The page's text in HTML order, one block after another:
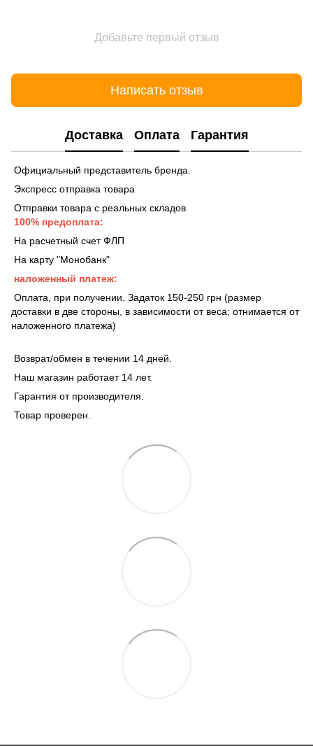
Добавьте первый отзыв
Написать отзыв
Доставка Оплата Гарантия
Официальный представитель бренда.
Экспресс отправка товара
Отправки товара с реальных складов
100% предоплата:
На расчетный счет ФЛП
На карту "Монобанк"
наложенный платеж:
Оплата, при получении. Задаток 150-250 грн (размер
доставки в две стороны, в зависимости от веса; отнимается от
наложенного платежа)
Возврат/обмен в течении 14 дней.
Наш магазин работает 14 лет.
Гарантия от производителя.
Товар проверен.